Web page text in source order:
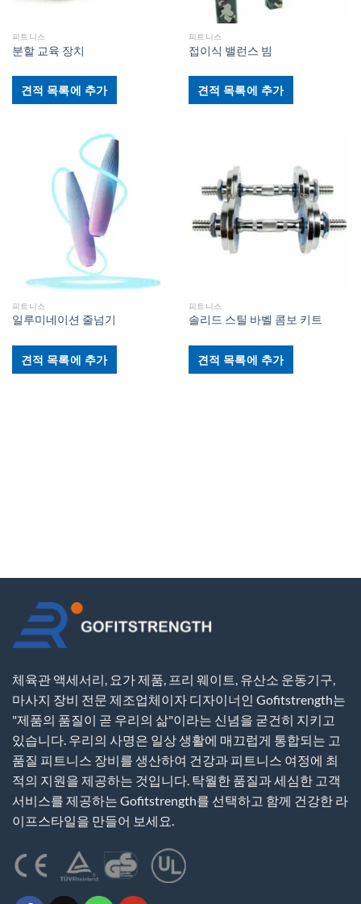
피트니스
분할 교육 장치
견적 목록에 추가
피트니스
접이식 밸런스 빔
견적 목록에 추가
피트니스
일루미네이션 줄넘기
견적 목록에 추가
피트니스
솔리드 스틸 바벨 콤보 키트
견적 목록에 추가
체육관 액세서리, 요가 제품, 프리 웨이트, 유산소 운동기구,
마사지 장비 전문 제조업체이자 디자이너인 Gofitstrength는
"제품의 품질이 곧 우리의 삶"이라는 신념을 굳건히 지키고
있습니다. 우리의 사명은 일상 생활에 매끄럽게 통합되는 고
품질 피트니스 장비를 생산하여 건강과 피트니스 여정에 최
적의 지원을 제공하는 것입니다. 탁월한 품질과 세심한 고객
서비스를 제공하는 Gofitstrength를 선택하고 함께 건강한 라
이프스타일을 만들어 보세요.